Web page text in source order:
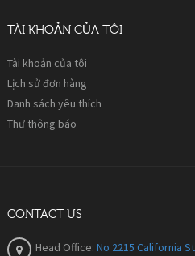
TÀI KHOẢN CỦA TÔI
Tài khoản của tôi
Lịch sử đơn hàng
Danh sách yêu thích
Thư thông báo
CONTACT US
Head Office: No 2215 California